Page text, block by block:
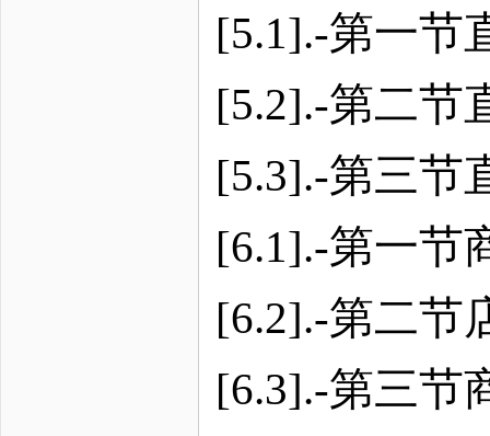
[5.1].-第一节
[5.2].-第二节
[5.3].-第三节
[6.1].-第一节
[6.2].-第二节
[6.3].-第三节